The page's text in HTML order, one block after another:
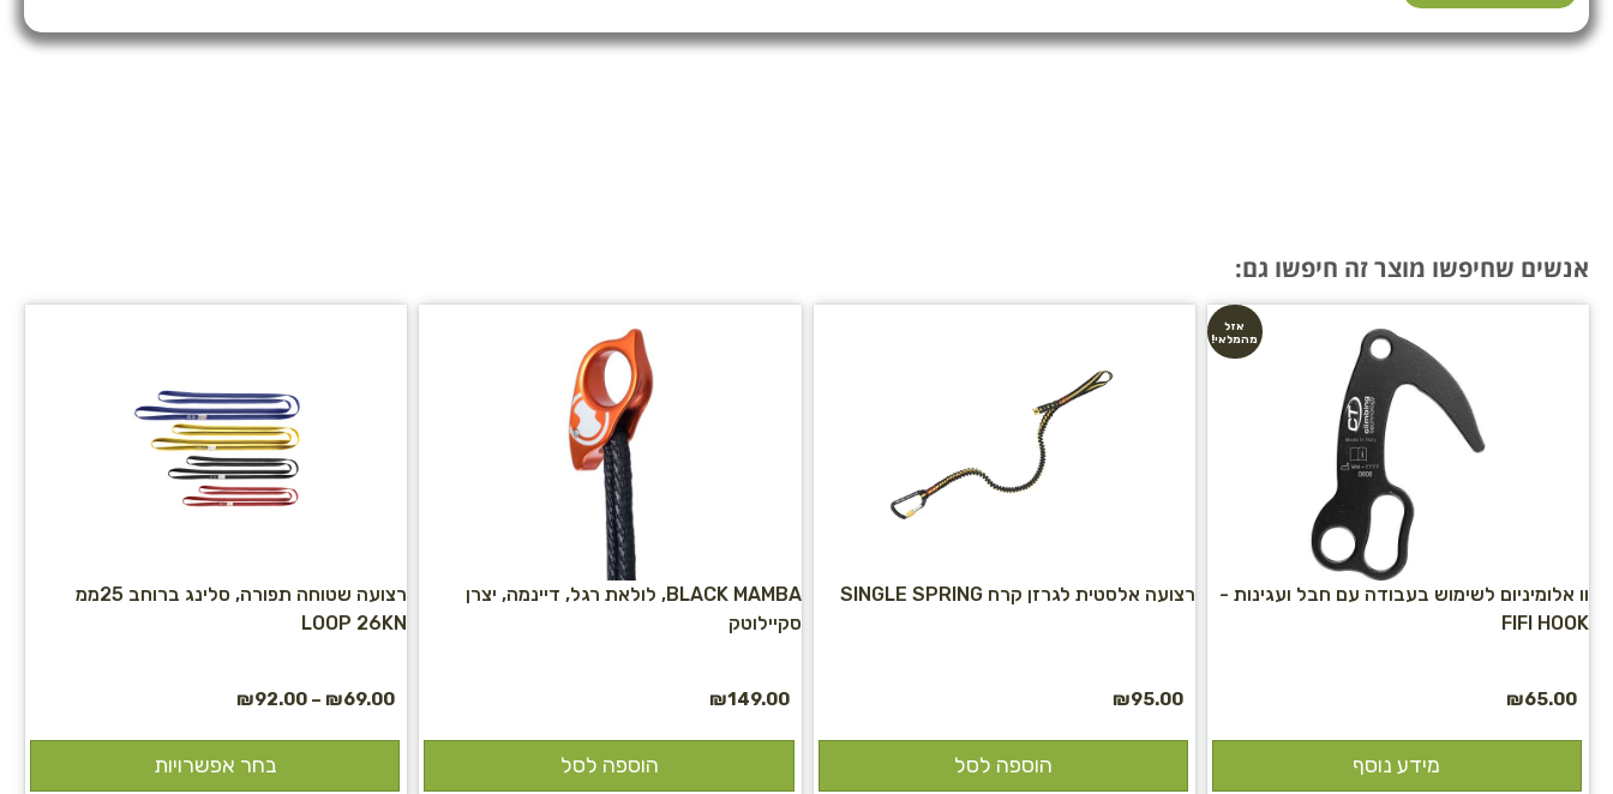
אנשים שחיפשו מוצר זה חיפשו גם:
אזל
מהמלאי!
וו אלומיניום לשימוש בעבודה עם חבל ועגינות -
FIFI HOOK
₪65.00
מידע נוסף
רצועה אלסטית לגרזן קרח SINGLE SPRING
₪95.00
הוספה לסל
BLACK MAMBA, לולאת רגל, דיינמה, יצרן
סקיילוטק
₪149.00
הוספה לסל
רצועה שטוחה תפורה, סלינג ברוחב 25ממ
LOOP 26KN
₪69.00
–
₪92.00
בחר אפשרויות